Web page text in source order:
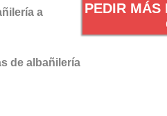
PEDIR MÁS
a
de albañilería